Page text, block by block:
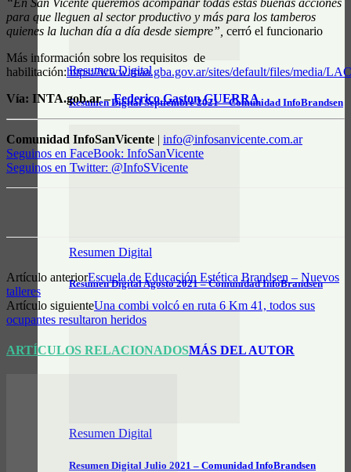
Resumen Digital
Resumen Digital Septiembre 2021 – Comunidad InfoBrandsen
Resumen Digital
Resumen Digital Agosto 2021 – Comunidad InfoBrandsen
Resumen Digital
Resumen Digital Julio 2021 – Comunidad InfoBrandsen
para que lleguen al sector productivo y más para los tamberos
quienes la luchan día a día desde siempre”, cerró el funcionario
Más información sobre los requisitos de
habilitación:https://www.maa.gba.gov.ar/sites/default/files/media/
Vía: INTA.gob.ar –Federico Gaston GUERRA
Comunidad InfoSanVicente | info@infosanvicente.com.ar
Seguinos en FaceBook: InfoSanVicente
Seguinos en Twitter: @InfoSVicente
Artículo anteriorEscuela de Educación Estética Brandsen – Nuevos
talleres
Artículo siguienteUna combi volcó en ruta 6 Km 41, todos sus
ocupantes resultaron heridos
ARTÍCULOS RELACIONADOSMÁS DEL AUTOR